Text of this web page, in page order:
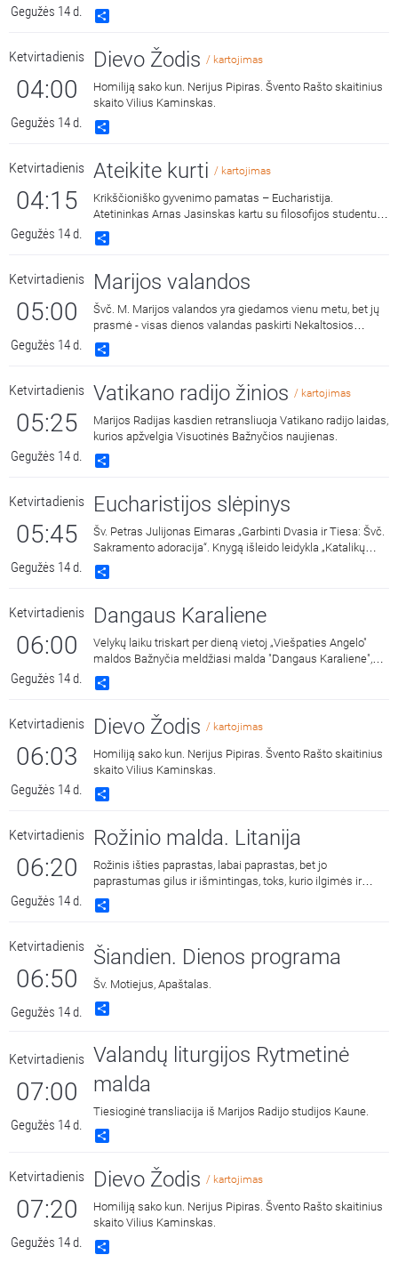
Gegužės 14 d.
Prisikėlimo.
Ketvirtadienis
04:00
Gegužės 14 d.
Dievo Žodis / kartojimas
Homiliją sako kun. Nerijus Pipiras. Švento Rašto skaitinius
skaito Vilius Kaminskas.
Ketvirtadienis
04:15
Gegužės 14 d.
Ateikite kurti / kartojimas
Krikščioniško gyvenimo pamatas – Eucharistija.
Atetininkas Arnas Jasinskas kartu su filosofijos studentu
Domantu Damanskiu skaito į gilesnį santykį vedantį
straipsnį, taip pat aptaria šio teiginio intelektines, emocines
Ketvirtadienis
05:00
Gegužės 14 d.
Marijos valandos
Švč. M. Marijos valandos yra giedamos vienu metu, bet jų
prasmė - visas dienos valandas paskirti Nekaltosios
Motinos šlovei.
Ketvirtadienis
05:25
Gegužės 14 d.
Vatikano radijo žinios / kartojimas
Marijos Radijas kasdien retransliuoja Vatikano radijo laidas,
kurios apžvelgia Visuotinės Bažnyčios naujienas.
Ketvirtadienis
05:45
Gegužės 14 d.
Eucharistijos slėpinys
Šv. Petras Julijonas Eimaras „Garbinti Dvasia ir Tiesa: Švč.
Sakramento adoracija“. Knygą išleido leidykla „Katalikų
pasaulio leidiniai“ 2018 metais. Skaito Vilius Kaminskas.
Ketvirtadienis
06:00
Gegužės 14 d.
Dangaus Karaliene
Velykų laiku triskart per dieną vietoj „Viešpaties Angelo"
maldos Bažnyčia meldžiasi malda "Dangaus Karaliene",
drauge su Įsikūnijusio Žodžio Gimdytoja džiaugdamasi ir
skelbdama Jo prisikėlimą iš numirusių.
Ketvirtadienis
06:03
Gegužės 14 d.
Dievo Žodis / kartojimas
Homiliją sako kun. Nerijus Pipiras. Švento Rašto skaitinius
skaito Vilius Kaminskas.
Ketvirtadienis
06:20
Gegužės 14 d.
Rožinio malda. Litanija
Rožinis išties paprastas, labai paprastas, bet jo
paprastumas gilus ir išmintingas, toks, kurio ilgimės ir
kuriame randame ramybę.
Ketvirtadienis
06:50
Gegužės 14 d.
Šiandien. Dienos programa
Šv. Motiejus, Apaštalas.
Ketvirtadienis
07:00
Gegužės 14 d.
Valandų liturgijos Rytmetinė
malda
Tiesioginė transliacija iš Marijos Radijo studijos Kaune.
Ketvirtadienis
07:20
Gegužės 14 d.
Dievo Žodis / kartojimas
Homiliją sako kun. Nerijus Pipiras. Švento Rašto skaitinius
skaito Vilius Kaminskas.